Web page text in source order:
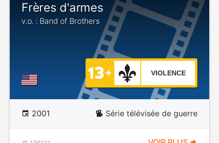
Frères d'armes
v.o. : Band of Brothers
VIOLENCE
2001 Série télévisée de guerre